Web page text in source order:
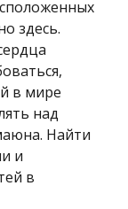
здесь.
в мире
над
Найти
и
в